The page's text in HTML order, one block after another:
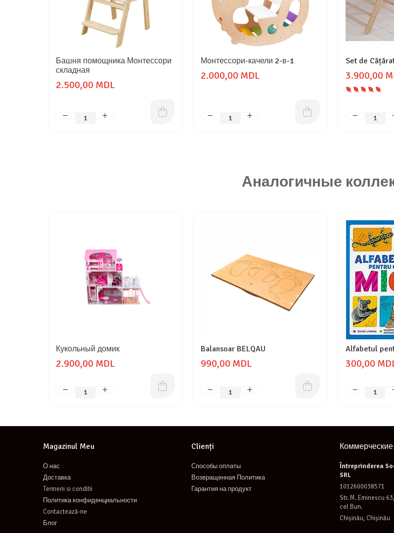
Башня помощника Монтессори
складная
2.500,00 MDL
Монтессори-качели 2-в-1
2.000,00 MDL
Set de
3.900,00
Аналогичные
Кукольный домик
2.900,00 MDL
Balansoar BELQAU
990,00 MDL
Alfabetul
300,00
Magazinul Meu
О нас
Доставка
Termeni si conditii
Политика конфиденциальности
Contactează-ne
Блог
Clienți
Способы оплаты
Возвращенная Политика
Гарантия на продукт
Întreprinderea
SRL
1012600038571
Str. M. Eminescu
cel Bun.
Chișinău, Chișinău